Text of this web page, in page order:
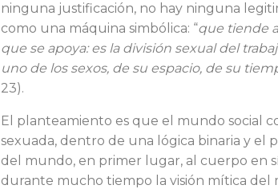
ninguna justificación, no hay nin­guna
como una máquina simbó­lica: “que tiende
que se apoya: es la di­visión sexual del
uno de los se­xos, de su espacio, de su
23).
El planteamiento es que el mundo social
sexuada, dentro de una lógica binaria y el
del mundo, en primer lugar, al cuerpo en
durante mucho tiempo la visión mítica